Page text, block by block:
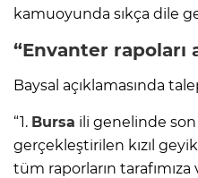
kamuoyunda sıkça dile
“Envanter rapoları
Baysal açıklamasında
“1. Bursa ili genelinde son
gerçekleştirilen kızıl
tüm raporların